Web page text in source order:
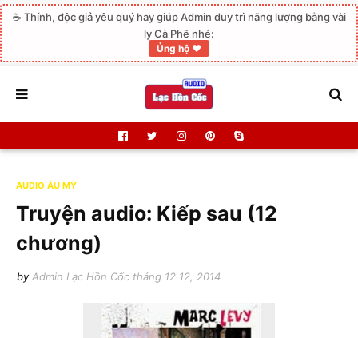
☕ Thính, độc giả yêu quý hay giúp Admin duy trì năng lượng bằng vài
ly Cà Phê nhé:
Ủng hộ ❤️
AUDIO ÂU MỸ
Truyện audio: Kiếp sau (12
chương)
by Admin Lạc Hồn Cốc tháng 12 12, 2014